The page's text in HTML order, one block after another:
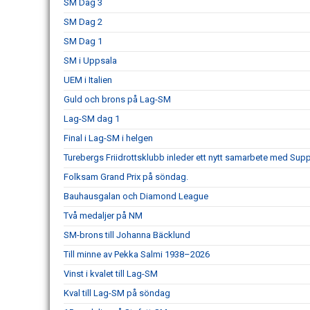
SM Dag 3
SM Dag 2
SM Dag 1
SM i Uppsala
UEM i Italien
Guld och brons på Lag-SM
Lag-SM dag 1
Final i Lag-SM i helgen
Turebergs Friidrottsklubb inleder ett nytt samarbete med
Folksam Grand Prix på söndag.
Bauhausgalan och Diamond League
Två medaljer på NM
SM-brons till Johanna Bäcklund
Till minne av Pekka Salmi 1938–2026
Vinst i kvalet till Lag-SM
Kval till Lag-SM på söndag